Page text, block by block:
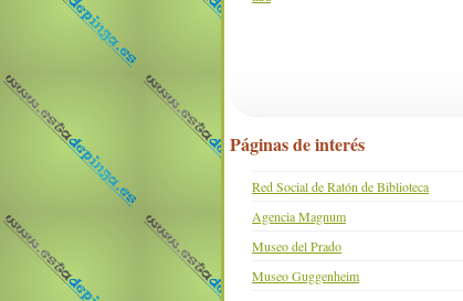
Páginas de interés
Red Social de Ratón de Biblioteca
Agencia Magnum
Museo del Prado
Museo Guggenheim